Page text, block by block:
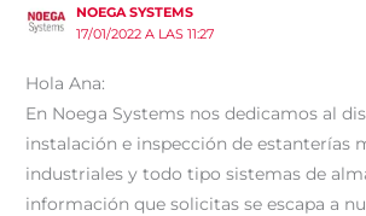
NOEGA SYSTEMS
17/01/2022 A LAS 11:27
Hola Ana:
En Noega Systems nos dedicamos al
instalación e inspección de estanterías
industriales y todo tipo sistemas de
información que solicitas se escapa a